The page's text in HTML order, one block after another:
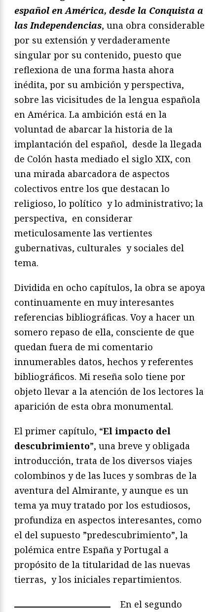
español en América, desde la Conquista a
las Independencias, una obra considerable
por su extensión y verdaderamente
singular por su contenido, puesto que
reflexiona de una forma hasta ahora
inédita, por su ambición y perspectiva,
sobre las vicisitudes de la lengua española
en América. La ambición está en la
voluntad de abarcar la historia de la
implantación del español, desde la llegada
de Colón hasta mediado el siglo XIX, con
una mirada abarcadora de aspectos
colectivos entre los que destacan lo
religioso, lo político y lo administrativo; la
perspectiva, en considerar
meticulosamente las vertientes
gubernativas, culturales y sociales del
tema.
Dividida en ocho capítulos, la obra se apoya
continuamente en muy interesantes
referencias bibliográficas. Voy a hacer un
somero repaso de ella, consciente de que
quedan fuera de mi comentario
innumerables datos, hechos y referentes
bibliográficos. Mi reseña solo tiene por
objeto llevar a la atención de los lectores la
aparición de esta obra monumental.
El primer capítulo, “El impacto del
descubrimiento”, una breve y obligada
introducción, trata de los diversos viajes
colombinos y de las luces y sombras de la
aventura del Almirante, y aunque es un
tema ya muy tratado por los estudiosos,
profundiza en aspectos interesantes, como
el del supuesto ”predescubrimiento”, la
polémica entre España y Portugal a
propósito de la titularidad de las nuevas
tierras, y los iniciales repartimientos.
En el segundo